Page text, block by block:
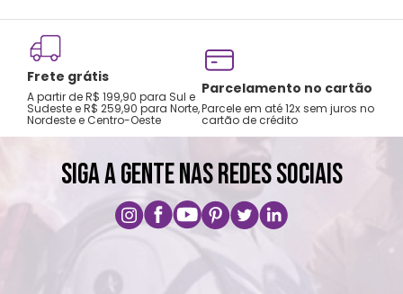
no cartão
em até 12x sem juros no
de crédito
Troca e devolução
garantida
A primeira troca é grátis
5% OFF
Desctonto de
pagamentos
SIGA A GENTE NAS REDES SOCIAIS